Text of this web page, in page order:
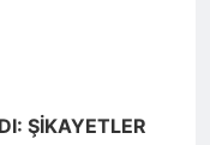
ŞİKAYETLER